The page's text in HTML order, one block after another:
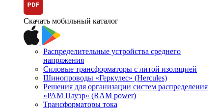
Скачать мобильный каталог
Распределительные устройства среднего
напряжения
Силовые трансформаторы с литой изоляцией
Шинопроводы «Геркулес» (Hercules)
Решения для организации систем распределения
«РАМ Пауэр» (RAM power)
Трансформаторы тока